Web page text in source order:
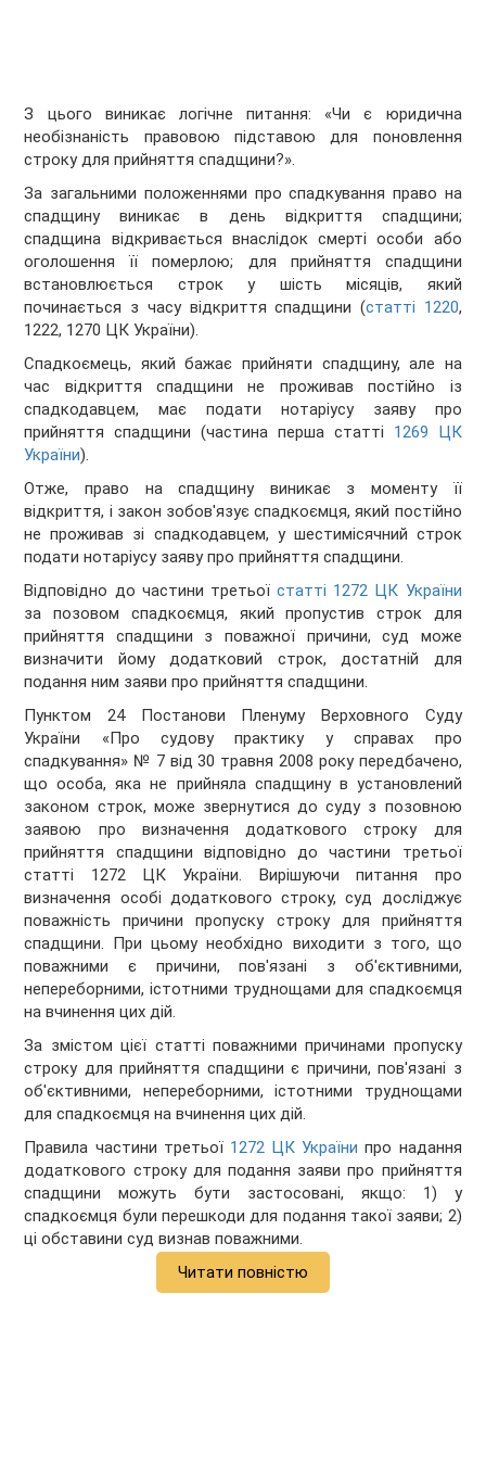
З цього виникає логічне питання: «Чи є юридична
необізнаність правовою підставою для поновлення
строку для прийняття спадщини?».
За загальними положеннями про спадкування право на
спадщину виникає в день відкриття спадщини;
спадщина відкривається внаслідок смерті особи або
оголошення її померлою; для прийняття спадщини
встановлюється строк у шість місяців, який
починається з часу відкриття спадщини (статті 1220,
1222, 1270 ЦК України).
Спадкоємець, який бажає прийняти спадщину, але на
час відкриття спадщини не проживав постійно із
спадкодавцем, має подати нотаріусу заяву про
прийняття спадщини (частина перша статті 1269 ЦК
України).
Отже, право на спадщину виникає з моменту її
відкриття, і закон зобов'язує спадкоємця, який постійно
не проживав зі спадкодавцем, у шестимісячний строк
подати нотаріусу заяву про прийняття спадщини.
Відповідно до частини третьоїстатті 1272 ЦК України
за позовом спадкоємця, який пропустив строк для
прийняття спадщини з поважної причини, суд може
визначити йому додатковий строк, достатній для
подання ним заяви про прийняття спадщини.
Пунктом 24 Постанови Пленуму Верховного Суду
України «Про судову практику у справах про
спадкування» № 7 від 30 травня 2008 року передбачено,
що особа, яка не прийняла спадщину в установлений
законом строк, може звернутися до суду з позовною
заявою про визначення додаткового строку для
прийняття спадщини відповідно до частини третьої
статті 1272 ЦК України. Вирішуючи питання про
визначення особі додаткового строку, суд досліджує
поважність причини пропуску строку для прийняття
спадщини. При цьому необхідно виходити з того, що
поважними є причини, пов'язані з об'єктивними,
непереборними, істотними труднощами для спадкоємця
на вчинення цих дій.
За змістом цієї статті поважними причинами пропуску
строку для прийняття спадщини є причини, пов'язані з
об'єктивними, непереборними, істотними труднощами
для спадкоємця на вчинення цих дій.
Правила частини третьої 1272 ЦК України про надання
додаткового строку для подання заяви про прийняття
спадщини можуть бути застосовані, якщо: 1) у
спадкоємця були перешкоди для подання такої заяви; 2)
ці обставини суд визнав поважними.
Читати повністю